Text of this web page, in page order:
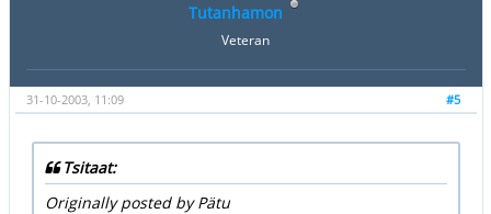
Tutanhamon
Veteran
#5
31-10-2003, 11:09
Tsitaat:
Originally posted by Pätu